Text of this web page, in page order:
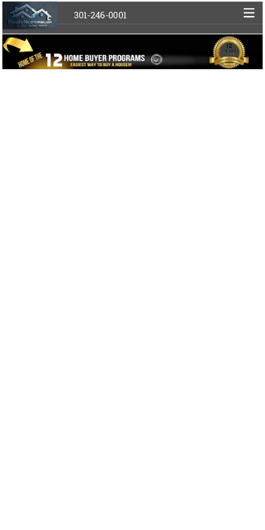
301-246-0001